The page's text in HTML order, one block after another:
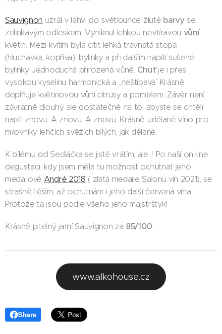
Sauvignon uzrál v láhvi do světlounce žluté barvy se
zelinkavým odleskem. Vyniknul lehkou nevtíravou vůní
květin. Mezi kvítím byla cítit lehká travnatá stopa
(hluchavka, kopřiva), bylinky a při dalším napití sušené
bylinky. Jednoduchá přirozená vůně. Chuťje i přes
vysokou kyselinu harmonická a ,,neštípavá´´. Krásně
doplňuje květinovou vůni citrusy a pomelem. Závěr není
závratně dlouhý, ale dostatečně na to, abyste se chtěli
napít znovu. A znovu. A znovu. Krásně udělané víno pro
milovníky lehčích svěžích bílých, jak dělané.
K bílému od Sedláčka se jistě vrátím, ale...! Po naší on-line
degustaci, kdy jsem měla tu možnost ochutnat jeho
medailové André 2018 ( zlatá medaile Salonu vín 2021), se
strašně těším, až ochutnám i jeho další červená vína.
Protože ta jsou podle všeho jeho majstrštyk!
Krásně pitelný jarní Sauvignon za 85/100.
www.alkohouse.cz
Share